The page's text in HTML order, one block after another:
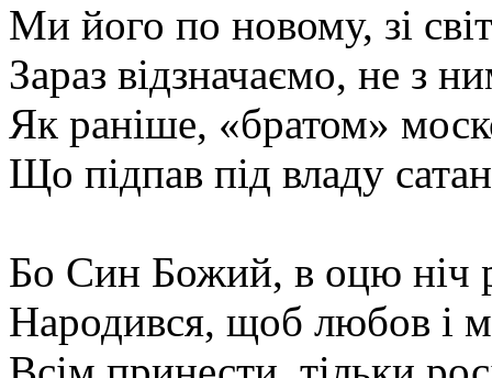
Ми його по новому, зі
Зараз відзначаємо, не з
Як раніше, «братом»
Що підпав під владу
Бо Син Божий, в оцю ніч
Народився, щоб любов і